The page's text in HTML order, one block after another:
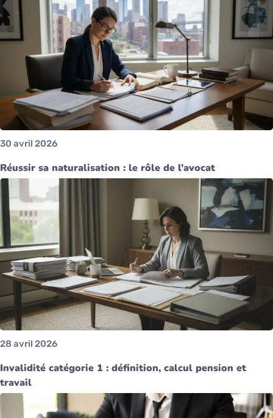
30 avril 2026
Réussir sa naturalisation : le rôle de l’avocat
28 avril 2026
Invalidité catégorie 1 : définition, calcul pension et
travail